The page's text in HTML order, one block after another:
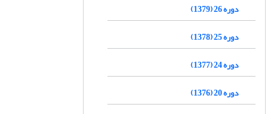
دوره 26 (1379)
دوره 25 (1378)
دوره 24 (1377)
دوره 20 (1376)